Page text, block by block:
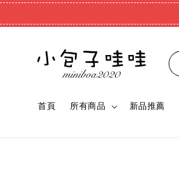
首頁 所有商品 新品推薦